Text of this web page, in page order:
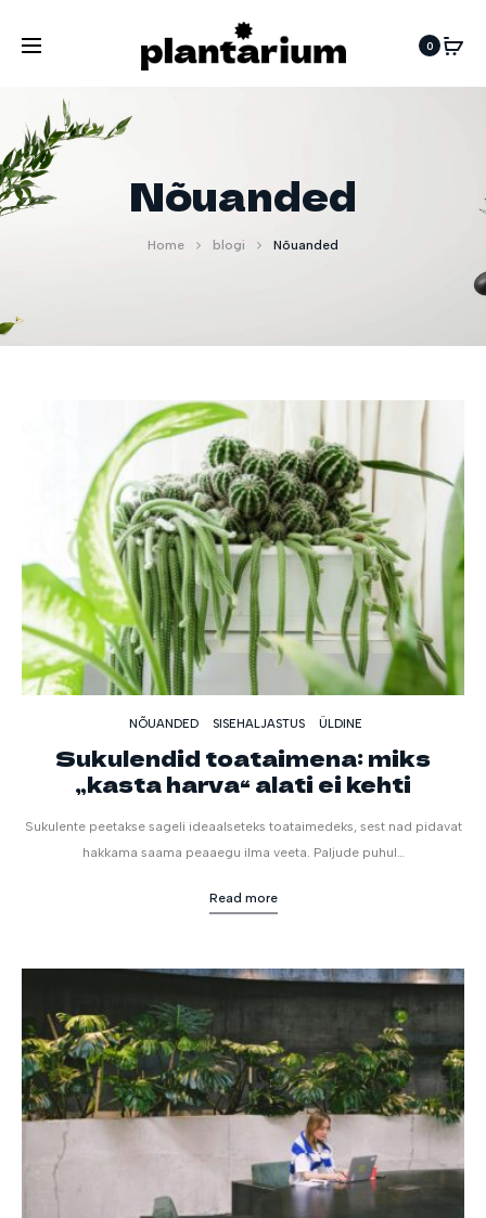
0
Nõuanded
Home blogi Nõuanded
NÕUANDED SISEHALJASTUS ÜLDINE
Sukulendid toataimena: miks
„kasta harva“ alati ei kehti
Sukulente peetakse sageli ideaalseteks toataimedeks, sest nad pidavat
hakkama saama peaaegu ilma veeta. Paljude puhul…
Read more